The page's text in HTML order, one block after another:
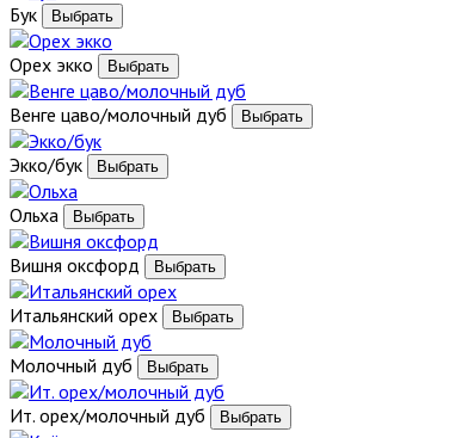
Бук
Орех экко
Венге цаво/молочный дуб
Экко/бук
Ольха
Вишня оксфорд
Итальянский орех
Молочный дуб
Ит. орех/молочный дуб